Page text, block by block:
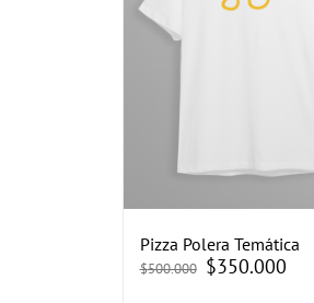
Pizza Polera Temática
$500.000 El
precio
$350.000El
precio